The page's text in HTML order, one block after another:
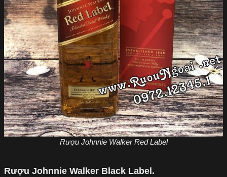
Rượu Johnnie Walker Red Label
Rượu Johnnie Walker Black Label.